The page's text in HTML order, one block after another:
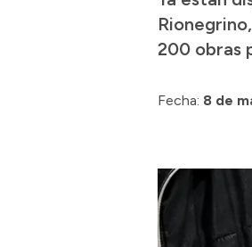
200 obras
Fecha: 8 de